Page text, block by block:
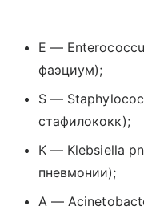
E —
фаэциум);
S —
стафилококк);
K — Klebsiella
пневмонии);
A —